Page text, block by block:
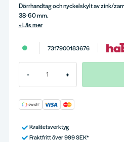
Dörrhandtag och nyckelskylt av zink/
38-60 mm.
Läs mer
7317900183676
- +
Kvalitetsverktyg
Fraktfritt över 999 SEK*